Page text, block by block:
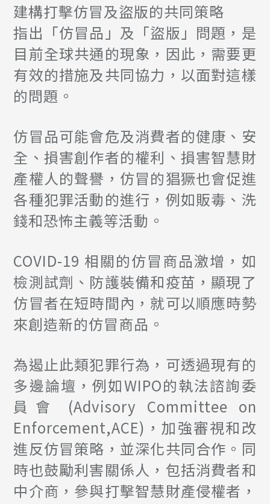
建構打擊仿冒及盜版的共同策略
指出「仿冒品」及「盜版」問題，是
目前全球共通的現象，因此，需要更
有效的措施及共同協力，以面對這樣
的問題。
仿冒品可能會危及消費者的健康、安
全、損害創作者的權利、損害智慧財
產權人的聲譽，仿冒的猖獗也會促進
各種犯罪活動的進行，例如販毒、洗
錢和恐怖主義等活動。
COVID-19 相關的仿冒商品激增，如
檢測試劑、防護裝備和疫苗，顯現了
仿冒者在短時間內，就可以順應時勢
來創造新的仿冒商品。
為遏止此類犯罪行為，可透過現有的
多邊論壇，例如WIPO的執法諮詢委
員會 (Advisory Committee on
Enforcement,ACE)，加強審視和改
進反仿冒策略，並深化共同合作。同
時也鼓勵利害關係人，包括消費者和
中介商，參與打擊智慧財產侵權者，